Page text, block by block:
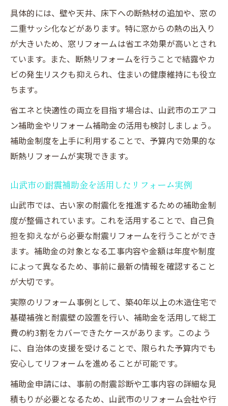
具体的には、壁や天井、床下への断熱材の追加や、窓の
二重サッシ化などがあります。特に窓からの熱の出入り
が大きいため、窓リフォームは省エネ効果が高いとされ
ています。また、断熱リフォームを行うことで結露やカ
ビの発生リスクも抑えられ、住まいの健康維持にも役立
ちます。
省エネと快適性の両立を目指す場合は、山武市のエアコ
ン補助金やリフォーム補助金の活用も検討しましょう。
補助金制度を上手に利用することで、予算内で効果的な
断熱リフォームが実現できます。
山武市の耐震補助金を活用したリフォーム実例
山武市では、古い家の耐震化を推進するための補助金制
度が整備されています。これを活用することで、自己負
担を抑えながら必要な耐震リフォームを行うことができ
ます。補助金の対象となる工事内容や金額は年度や制度
によって異なるため、事前に最新の情報を確認すること
が大切です。
実際のリフォーム事例として、築40年以上の木造住宅で
基礎補強と耐震壁の設置を行い、補助金を活用して総工
費の約3割をカバーできたケースがあります。このよう
に、自治体の支援を受けることで、限られた予算内でも
安心してリフォームを進めることが可能です。
補助金申請には、事前の耐震診断や工事内容の詳細な見
積もりが必要となるため、山武市のリフォーム会社や行